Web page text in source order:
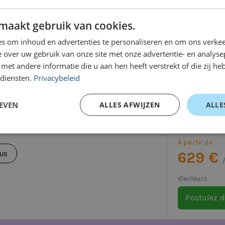
208 Hatchback
parties
Hayon
À partir de
629 €
d'ailleurs
Postulez
gebruik van cookies.
om inhoud en advertenties te personaliseren en om ons
uw gebruik van onze site met onze advertentie- en
andere informatie die u aan hen heeft verstrekt of die zij
Privacybeleid
ALLES AFWIJZEN